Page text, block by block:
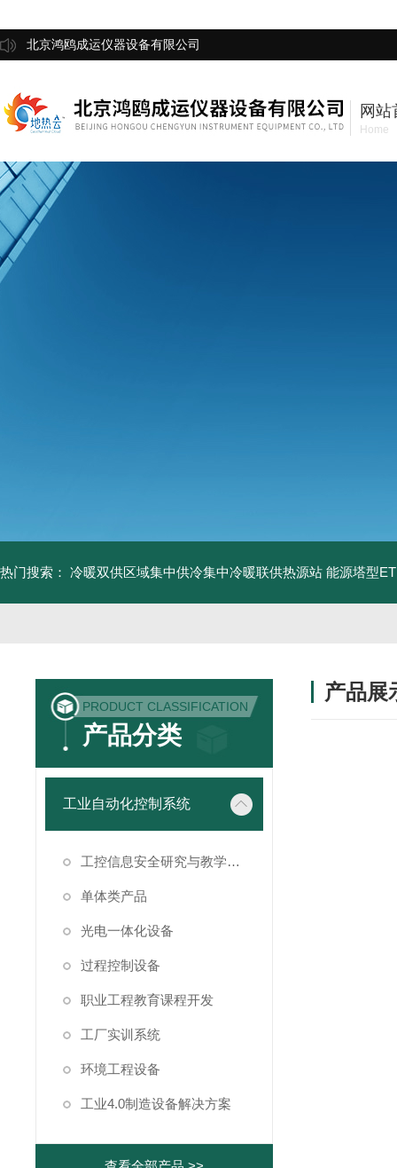
北京鸿鸥成运仪器设备有限公司
网站
Home
热门搜索： 冷暖双供区域集中供冷集中冷暖联供热源站 能源塔型
PRODUCT CLASSIFICATION
产品分类
工业自动化控制系统
工控信息安全研究与教学仿真系统
单体类产品
光电一体化设备
过程控制设备
职业工程教育课程开发
工厂实训系统
环境工程设备
工业4.0制造设备解决方案
产品展